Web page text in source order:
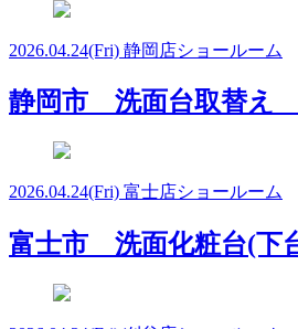
2026.04.24(Fri) 静岡店ショールーム
静岡市 洗面台取替え
2026.04.24(Fri) 富士店ショールーム
富士市 洗面化粧台(下